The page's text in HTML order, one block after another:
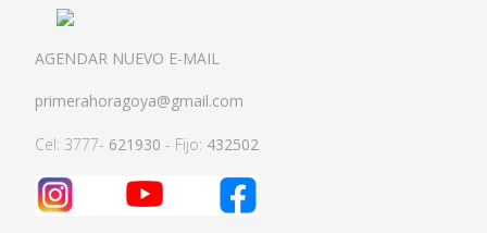
AGENDAR NUEVO E-MAIL
primerahoragoya@gmail.com
Cel: 3777- 621930 - Fijo: 432502